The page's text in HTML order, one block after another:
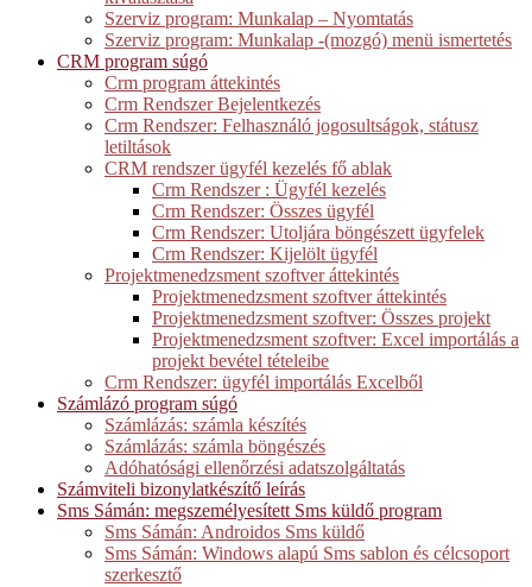
Szerviz program: Munkalap – Nyomtatás
Szerviz program: Munkalap -(mozgó) menü ismertetés
CRM program súgó
Crm program áttekintés
Crm Rendszer Bejelentkezés
Crm Rendszer: Felhasználó jogosultságok, státusz
letiltások
CRM rendszer ügyfél kezelés fő ablak
Crm Rendszer : Ügyfél kezelés
Crm Rendszer: Összes ügyfél
Crm Rendszer: Utoljára böngészett ügyfelek
Crm Rendszer: Kijelölt ügyfél
Projektmenedzsment szoftver áttekintés
Projektmenedzsment szoftver áttekintés
Projektmenedzsment szoftver: Összes projekt
Projektmenedzsment szoftver: Excel importálás a
projekt bevétel tételeibe
Crm Rendszer: ügyfél importálás Excelből
Számlázó program súgó
Számlázás: számla készítés
Számlázás: számla böngészés
Adóhatósági ellenőrzési adatszolgáltatás
Számviteli bizonylatkészítő leírás
Sms Sámán: megszemélyesített Sms küldő program
Sms Sámán: Androidos Sms küldő
Sms Sámán: Windows alapú Sms sablon és célcsoport
szerkesztő